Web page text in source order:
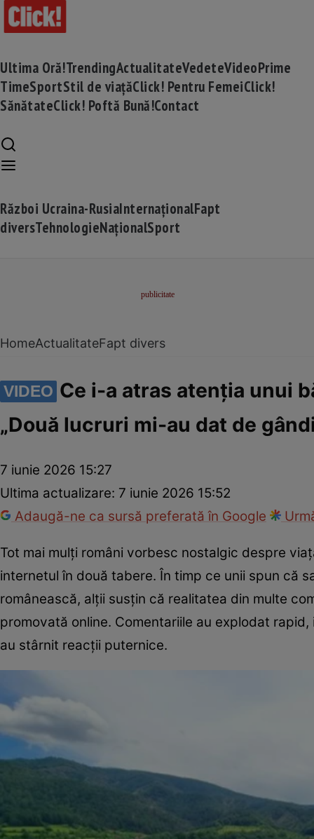
Ultima Oră!TrendingActualitateVedeteVideoPrime
TimeSportStil de viațăClick! Pentru FemeiClick!
SănătateClick! Poftă Bună!Contact
Război Ucraina-RusiaInternaționalFapt
diversTehnologieNaționalSport
HomeActualitateFapt divers
VIDEO Ce i-a atras atenția unui
„Două lucruri mi-au dat de
7 iunie 2026 15:27
Ultima actualizare: 7 iunie 2026 15:52
Adaugă-ne ca sursă preferată în Google
Tot mai mulți români vorbesc nostalgic despre
internetul în două tabere. În timp ce unii spun că
românească, alții susțin că realitatea din multe
promovată online. Comentariile au explodat
au stârnit reacții puternice.